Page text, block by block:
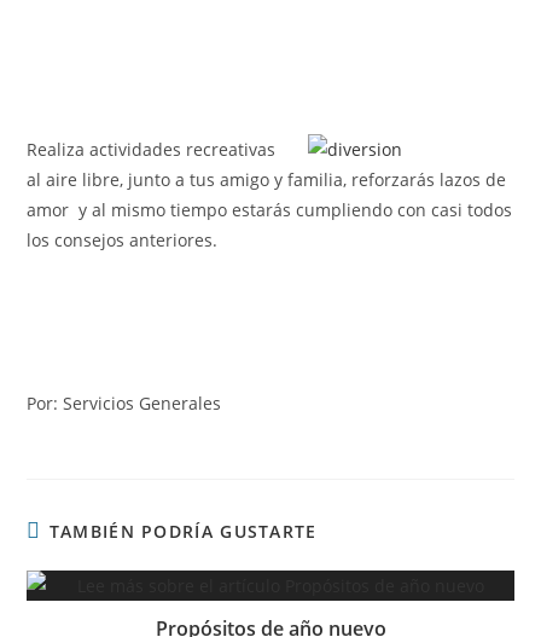
Realiza actividades recreativas
al aire libre, junto a tus amigo y familia, reforzarás lazos de
amor y al mismo tiempo estarás cumpliendo con casi todos
los consejos anteriores.
Por: Servicios Generales
TAMBIÉN PODRÍA GUSTARTE
Propósitos de año nuevo